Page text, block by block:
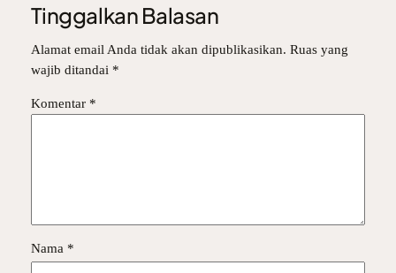
Tinggalkan Balasan
Alamat email Anda tidak akan dipublikasikan. Ruas yang
wajib ditandai *
Komentar *
Nama *